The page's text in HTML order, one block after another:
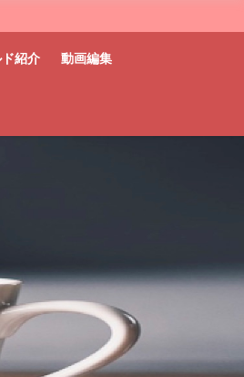
紹介 動画編集